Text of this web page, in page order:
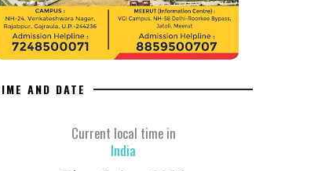
AND DATE
Current local time in
India